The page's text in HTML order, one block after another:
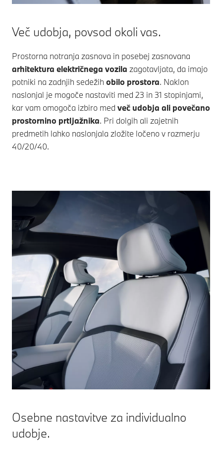
Več udobja, povsod okoli vas.
Prostorna notranja zasnova in posebej zasnovana
arhitektura električnega vozila zagotavljata, da imajo
potniki na zadnjih sedežih obilo prostora. Naklon
naslonjal je mogoče nastaviti med 23 in 31 stopinjami,
kar vam omogoča izbiro med več udobja ali povečano
prostornino prtljažnika. Pri dolgih ali zajetnih
predmetih lahko naslonjala zložite ločeno v razmerju
40/20/40.
Osebne nastavitve za individualno
udobje.